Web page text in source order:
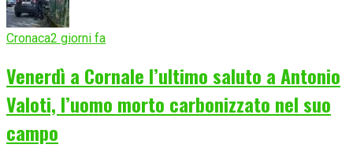
Cronaca2 giorni fa
Venerdì a Cornale l’ultimo saluto a Antonio
Valoti, l’uomo morto carbonizzato nel suo
campo